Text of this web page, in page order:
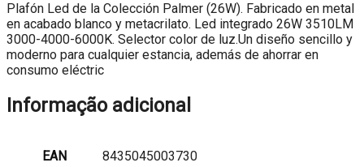
Plafón Led de la Colección Palmer (26W). Fabricado en metal
en acabado blanco y metacrilato. Led integrado 26W 3510LM
3000-4000-6000K. Selector color de luz.Un diseño sencillo y
moderno para cualquier estancia, además de ahorrar en
consumo eléctric
Informação adicional
EAN 8435045003730